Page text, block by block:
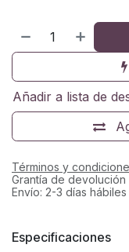
Añadir a lista de
Términos y
Grantía de devolución
Envío: 2-3 días hábiles
Especificaciones